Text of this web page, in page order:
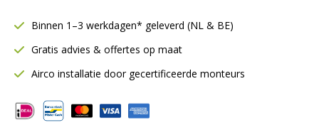
Ø400
naar
315
|
9
Binnen 1–3 werkdagen* geleverd (NL & BE)
Gratis advies & offertes op maat
Airco installatie door gecertificeerde monteurs